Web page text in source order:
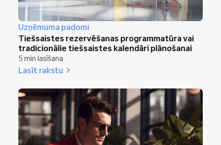
Uzņēmuma padomi
Tiešsaistes rezervēšanas programmatūra vai
tradicionālie tiešsaistes kalendāri plānošanai
5 min lasīšana
Lasīt rakstu